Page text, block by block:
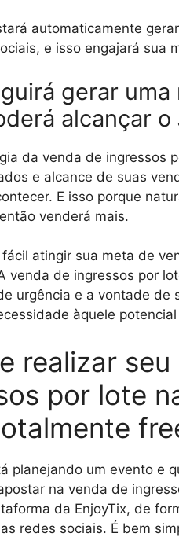
automaticamente
e isso engajará sua
gerar
alcançar o
da venda de ingressos
e alcance de suas
E isso porque
venderá mais.
atingir sua meta de
venda de ingressos por
urgência e a vontade de
àquele
realizar
por lote
planejando um evento e
na venda de
da EnjoyTix, de
redes sociais. É bem